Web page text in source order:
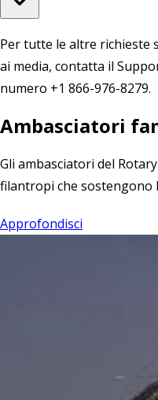
Per tutte le altre richieste
ai media, contatta il
numero +1 866-976-8279.
Ambasciatori
Gli ambasciatori del
filantropi che sostengono
Approfondisci